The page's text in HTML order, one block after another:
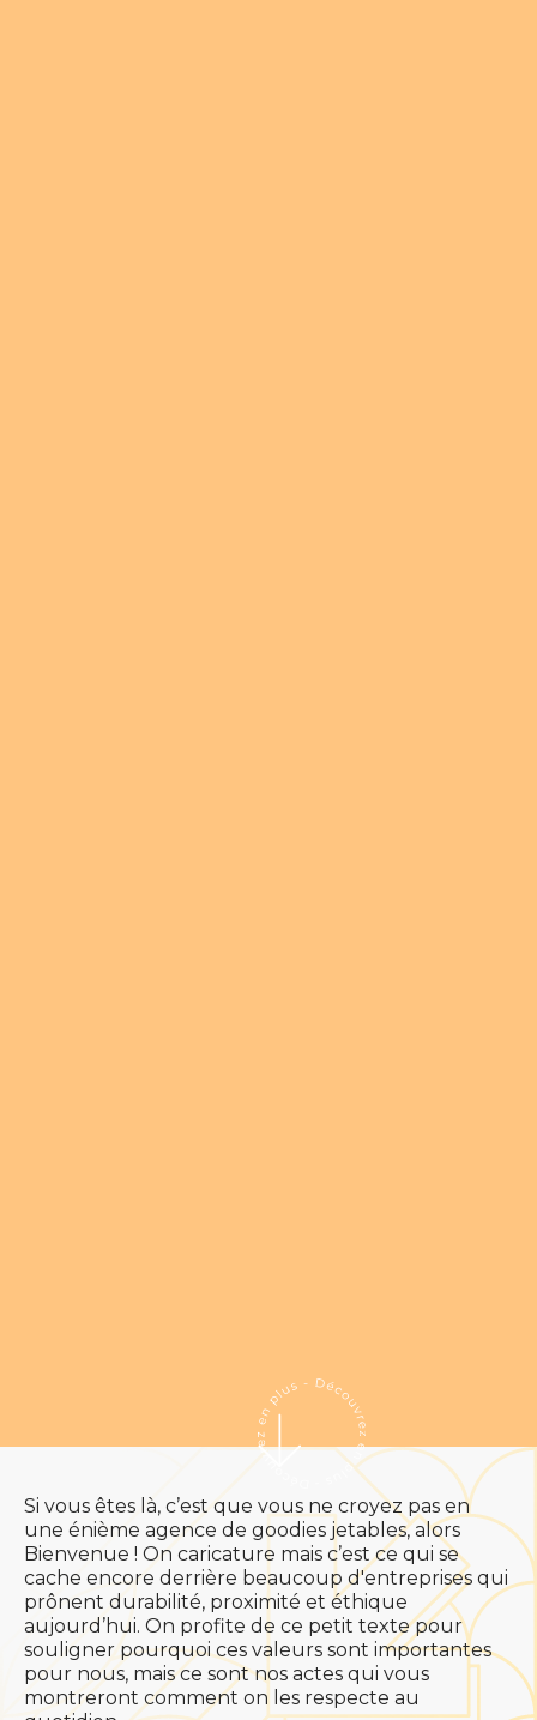
Si vous êtes là, c’est que vous ne croyez pas en
une énième agence de goodies jetables, alors
Bienvenue ! On caricature mais c’est ce qui se
cache encore derrière beaucoup d'entreprises qui
prônent durabilité, proximité et éthique
aujourd’hui. On profite de ce petit texte pour
souligner pourquoi ces valeurs sont importantes
pour nous, mais ce sont nos actes qui vous
montreront comment on les respecte au